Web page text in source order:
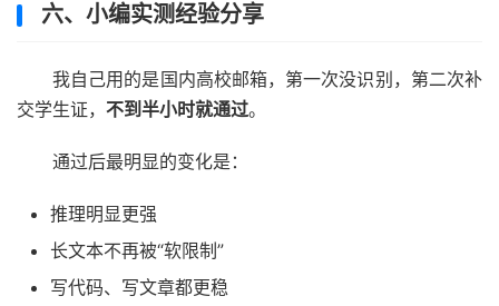
六、小编实测经验分享
我自己用的是国内高校邮箱，第一次没识别，第二次补
交学生证， 不到半小时就通过。
通过后最明显的变化是：
推理明显更强
长文本不再被“软限制”
写代码、写文章都更稳